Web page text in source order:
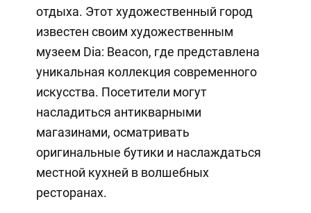
отдыха. Этот художественный город
известен своим художественным
музеем Dia: Beacon, где представлена
уникальная коллекция современного
искусства. Посетители могут
насладиться антикварными
магазинами, осматривать
оригинальные бутики и наслаждаться
местной кухней в волшебных
ресторанах.